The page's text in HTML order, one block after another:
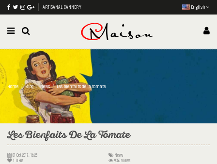
ARTISANAL CANNERY English
Home Blog News Les bienfaits de la tomate
Les Bienfaits De La Tomate
01 Oct 2017, 16:25
News
1
likes 9655 views